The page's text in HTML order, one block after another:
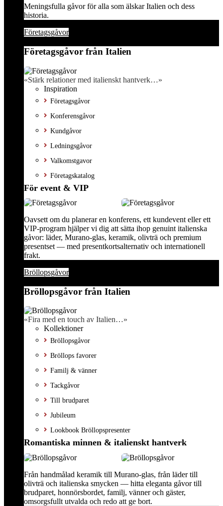
Meningsfulla gåvor för alla som älskar Italien och dess
historia.
Företagsgåvor
Företagsgåvor från Italien
«Stärk relationer med italienskt hantverk…»
Inspiration
Företagsgåvor
Konferensgåvor
Kundgåvor
Ledningsgåvor
Valkomstgavor
Företagskatalog
För event & VIP
Oavsett om du planerar en konferens, ett kundevent eller ett
VIP-program hjälper vi dig att sätta ihop genuint italienska
gåvor: läder, Murano-glas, keramik, olivträ och premium
presentset — med presentkortsalternativ och internationell
frakt.
Bröllopsgåvor
Bröllopsgåvor från Italien
«Fira med en touch av Italien…»
Kollektioner
Bröllopsgåvor
Bröllops favorer
Familj & vänner
Tackgåvor
Till brudparet
Jubileum
Lookbook Bröllopspresenter
Romantiska minnen & italienskt hantverk
Från handmålad keramik till Murano-glas, från läder till
olivträ och italienska smycken — hitta eleganta gåvor till
brudparet, honnörsbordet, familj, vänner och gäster,
omsorgsfullt utvalda och redo att ge bort.